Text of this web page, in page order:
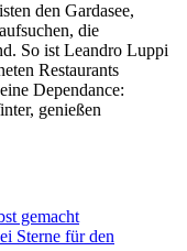
den Gardasee,
die
So ist Leandro Luppi
Restaurants
Dependance:
genießen
gemacht
Sterne für den